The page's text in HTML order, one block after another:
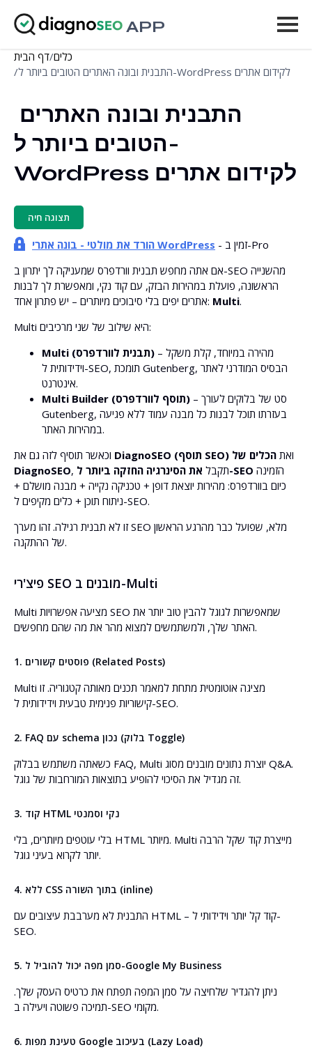
APP
כלים
עוד
דף הבית/כלים
/
התבנית ובונה האתרים הטובים ביותר ל-WordPress לקידום אתרים
הטובים ביותר ל-
WordPress לקידום אתרים
תצוגה חיה
הורד את מולטי - בונה אתרי WordPress
- זמין ב-Pro
אם אתה מחפש תבנית וורדפרס שמעניקה לך יתרון ב-SEO מהשנייה
הראשונה, פועלת במהירות הבזק, עם קוד נקי, ומאפשרת לך לבנות
אתרים יפים בלי סיבוכים מיותרים – יש פתרון אחד: Multi.
Multi היא שילוב של שני מרכיבים:
Multi (תבנית לוורדפרס) – מהירה במיוחד, קלת משקל
וידידותית ל-SEO, תומכת Gutenberg, הבסיס המודרני לאתר
אינטרנט.
Multi Builder (תוסף לוורדפרס) – סט של בלוקים לעורך
Gutenberg, בעזרתו תוכל לבנות כל מבנה עמוד ללא פגיעה
במהירות האתר.
DiagnoSEO (תוסף SEO) ואת הכלים של
DiagnoSEO
, תקבלאת הסינרגיה החזקה ביותר ל-SEO
כיום בוורדפרס: מהירות יוצאת דופן + טכניקה נקייה + מבנה מושלם +
ניתוח תוכן + כלים מקיפים ל-SEO.
זו לא תבנית רגילה. זהו מערך SEO מלא, שפועל כבר מהרגע הראשון
של ההתקנה.
פיצ'רי SEO מובנים ב-Multi
Multi מציעה אפשרויות SEO שמאפשרות לגוגל להבין טוב יותר את
האתר שלך, ולמשתמשים למצוא מהר את מה שהם מחפשים.
1. פוסטים קשורים (Related Posts)
Multi מציגה אוטומטית מתחת למאמר תכנים מאותה קטגוריה. זו
קישוריות פנימית טבעית וידידותית ל-SEO.
2. FAQ עם schema נכון (בלוק Toggle)
כשאתה משתמש בבלוק FAQ, Multi יוצרת נתונים מובנים מסוג Q&A.
זה מגדיל את הסיכוי להופיע בתוצאות המורחבות של גוגל.
3. קוד HTML נקי וסמנטי
בלי עוטפים מיותרים, בלי HTML מיותר. Multi מייצרת קוד שקל הרבה
יותר לקרוא בעיני גוגל.
4. ללא CSS בתוך השורה (inline)
התבנית לא מערבבת עיצובים עם HTML – קוד קל יותר וידידותי ל-
SEO.
5. סמן מפה יכול להוביל ל-Google My Business
ניתן להגדיר שלחיצה על סמן המפה תפתח את כרטיס העסק שלך.
תמיכה פשוטה ויעילה ב-SEO מקומי.
6. טעינת מפות Google בעיכוב (Lazy Load)